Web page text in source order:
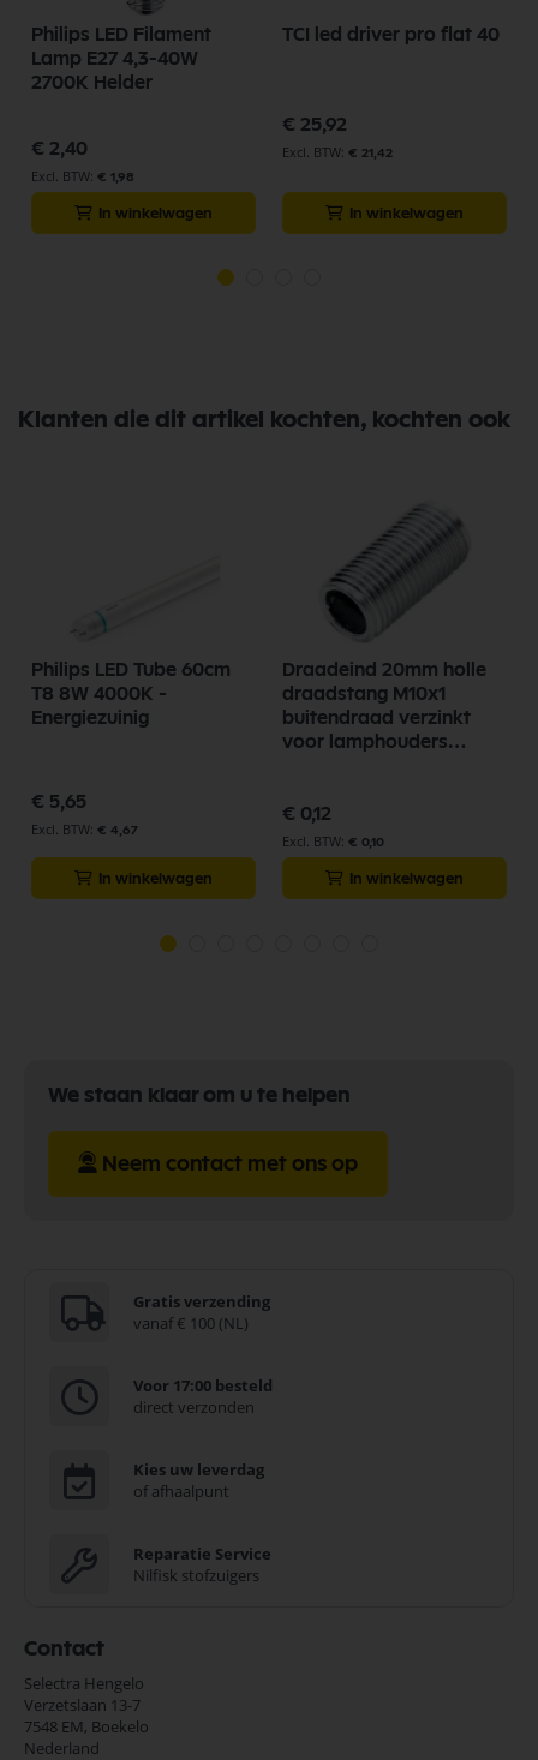
Philips LED Filament
Lamp E27 4,3-40W
2700K Helder
€ 2,40
€ 1,98
In winkelwagen
TCI led driver pro flat 40
€ 25,92
€ 21,42
In winkelwagen
Klanten die dit artikel kochten, kochten ook
Philips LED Tube 60cm
T8 8W 4000K -
Energiezuinig
€ 5,65
€ 4,67
In winkelwagen
Draadeind 20mm holle
draadstang M10x1
buitendraad verzinkt
voor lamphouders
€ 0,12
€ 0,10
In winkelwagen
We staan klaar om u te helpen
Neem contact met ons op
Gratis verzending
vanaf € 100 (NL)
Voor 17:00 besteld
direct verzonden
Kies uw leverdag
of afhaalpunt
Reparatie Service
Nilfisk stofzuigers
Contact
Selectra Hengelo
Verzetslaan 13-7
7548 EM, Boekelo
Nederland